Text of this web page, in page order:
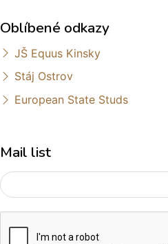
Oblíbené odkazy
JŠ Equus Kinsky
Stáj Ostrov
European State Studs
Mail list